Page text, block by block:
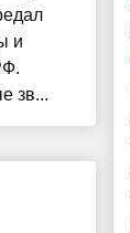
и
зв...